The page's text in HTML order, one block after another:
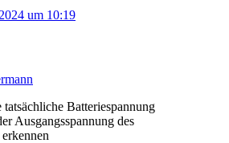
um 10:19
Batteriespannung
Ausgangsspannung des